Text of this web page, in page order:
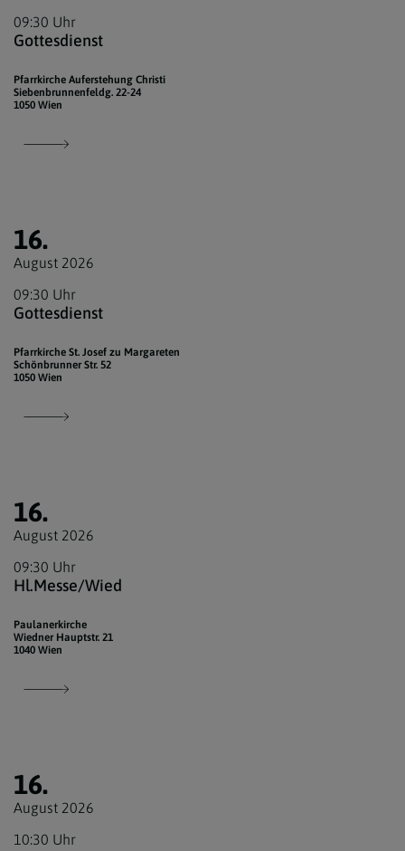
09:30 Uhr
Gottesdienst
Pfarrkirche Auferstehung Christi
Siebenbrunnenfeldg. 22-24
1050 Wien
16.
August 2026
09:30 Uhr
Gottesdienst
Pfarrkirche St. Josef zu Margareten
Schönbrunner Str. 52
1050 Wien
16.
August 2026
09:30 Uhr
Hl.Messe/Wied
Paulanerkirche
Wiedner Hauptstr. 21
1040 Wien
16.
August 2026
10:30 Uhr